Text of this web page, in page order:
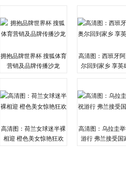
拥抱品牌世界杯 搜狐体育
营销及品牌传播沙龙
高清图：西班牙
尔回到家乡 享英
高清图：荷兰女球迷半裸
相迎 橙色美女惊艳狂欢
高清图：乌拉圭
游行 弗兰接受国